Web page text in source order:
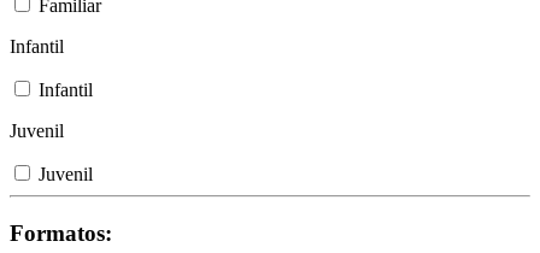
Familiar
Infantil
Infantil
Juvenil
Juvenil
Formatos: